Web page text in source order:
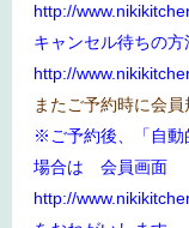
http://
キャンセル待ちの
http://
またご予約時に会
※ご予約後、「自動
場合は 会員画面
http://